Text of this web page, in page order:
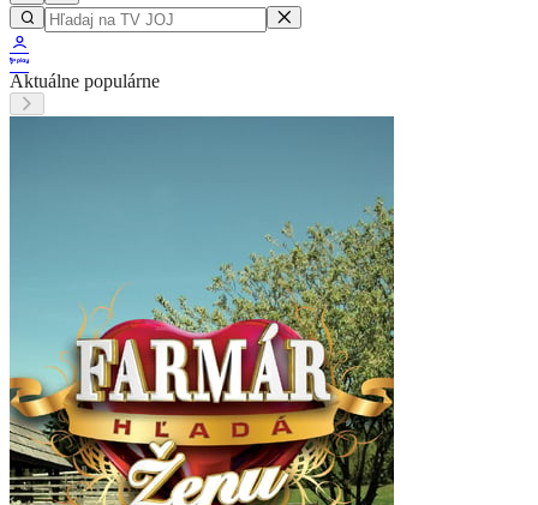
Aktuálne populárne